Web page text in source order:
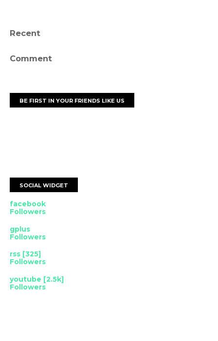
Recent
Comment
BE FIRST IN YOUR FRIENDS LIKE US
SOCIAL WIDGET
facebook
Followers
gplus
Followers
rss [325]
Followers
youtube [2.5k]
Followers